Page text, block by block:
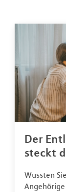
Der
steckt
Wussten